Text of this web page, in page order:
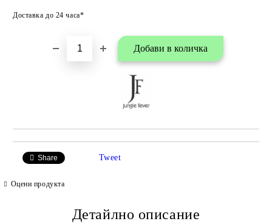
Доставка до 24 часа*
Share Tweet
Оцени продукта
Детайлно описание